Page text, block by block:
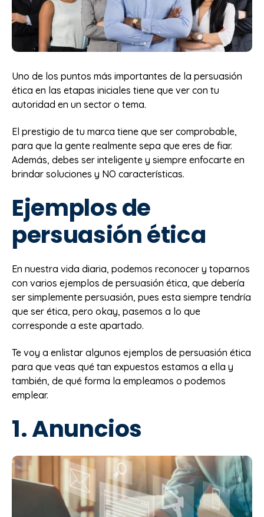
Uno de los puntos más importantes de la persuasión
ética en las etapas iniciales tiene que ver con tu
autoridad en un sector o tema.
El prestigio de tu marca tiene que ser comprobable,
para que la gente realmente sepa que eres de fiar.
Además, debes ser inteligente y siempre enfocarte en
brindar soluciones y NO características.
Ejemplos de
persuasión ética
En nuestra vida diaria, podemos reconocer y toparnos
con varios ejemplos de persuasión ética, que debería
ser simplemente persuasión, pues esta siempre tendría
que ser ética, pero okay, pasemos a lo que
corresponde a este apartado.
Te voy a enlistar algunos ejemplos de persuasión ética
para que veas qué tan expuestos estamos a ella y
también, de qué forma la empleamos o podemos
emplear.
1. Anuncios